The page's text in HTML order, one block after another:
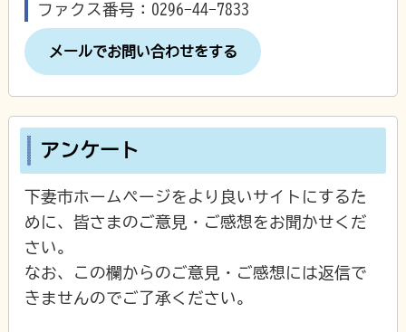
ファクス番号：0296-44-7833
メールでお問い合わせをする
アンケート
下妻市ホームページをより良いサイトにするた
めに、皆さまのご意見・ご感想をお聞かせくだ
さい。
なお、この欄からのご意見・ご感想には返信で
きませんのでご了承ください。